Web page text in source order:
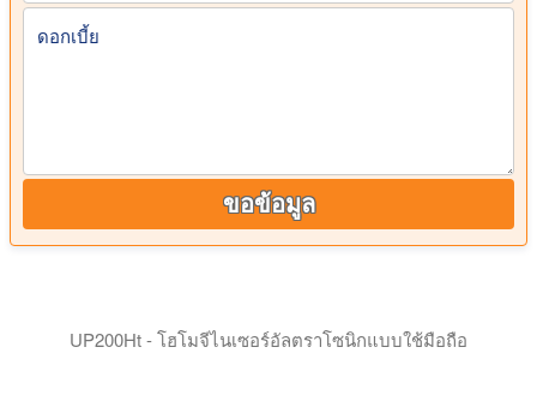
ดอกเบี้ย
ขอข้อมูล
UP200Ht - โฮโมจีไนเซอร์อัลตราโซนิกแบบใช้มือถือ